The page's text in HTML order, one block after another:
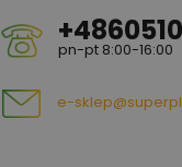
pn-pt 8:00-16:00
e-